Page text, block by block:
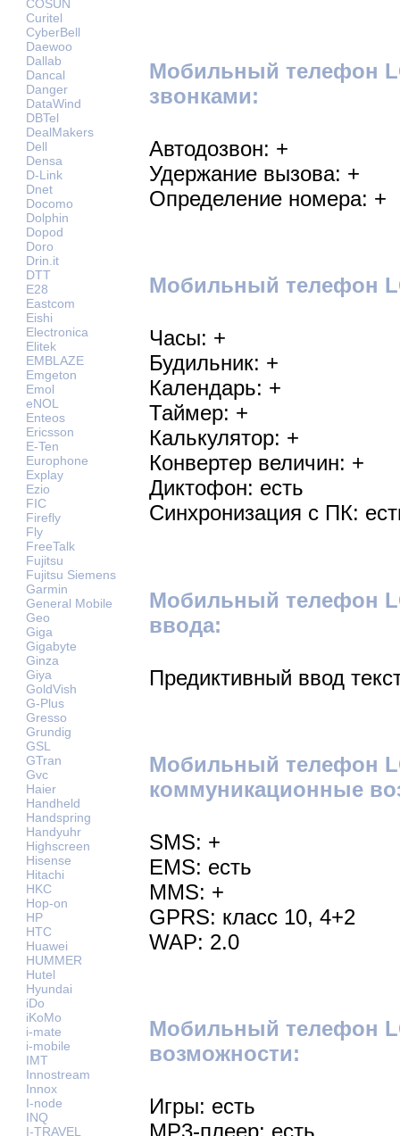
COSUN
Curitel
CyberBell
Daewoo
Dallab
Dancal
Danger
DataWind
DBTel
DealMakers
Dell
Densa
D-Link
Dnet
Docomo
Dolphin
Dopod
Doro
Drin.it
DTT
E28
Eastcom
Eishi
Electronica
Elitek
EMBLAZE
Emgeton
Emol
eNOL
Enteos
Ericsson
E-Ten
Europhone
Explay
Ezio
FIC
Firefly
Fly
FreeTalk
Fujitsu
Fujitsu Siemens
Garmin
General Mobile
Geo
Giga
Gigabyte
Ginza
Giya
GoldVish
G-Plus
Gresso
Grundig
GSL
GTran
Gvc
Haier
Handheld
Handspring
Handyuhr
Highscreen
Hisense
Hitachi
HKC
Hop-on
HP
HTC
Huawei
HUMMER
Hutel
Hyundai
iDo
iKoMo
i-mate
i-mobile
IMT
Innostream
Innox
I-node
INQ
I-TRAVEL
Мобильный телефон
звонками:
Автодозвон: +
Удержание вызова: +
Определение номера: +
Мобильный телефон
Часы: +
Будильник: +
Календарь: +
Таймер: +
Калькулятор: +
Конвертер величин: +
Диктофон: есть
Синхронизация с ПК:
Мобильный телефон
ввода:
Предиктивный ввод
Мобильный телефон
коммуникационные
SMS: +
EMS: есть
MMS: +
GPRS: класс 10, 4+2
WAP: 2.0
Мобильный телефон
возможности:
Игры: есть